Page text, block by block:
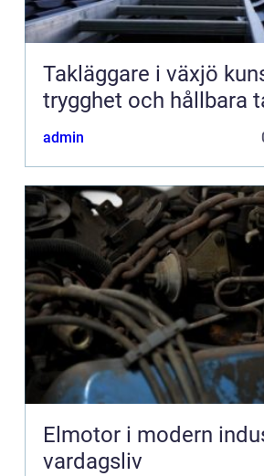
Takläggare i växjö kunskap,
trygghet och hållbara
admin
Elmotor i modern
vardagsliv